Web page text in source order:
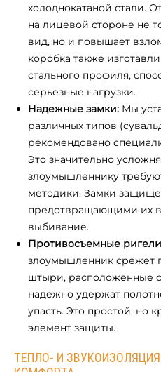
холоднокатаной стали.
на лицевой стороне не
вид, но и повышает
коробка также
стального профиля,
серьезные нагрузки.
Надежные замки: Мы
различных типов
рекомендовано
Это значительно
злоумышленнику
методики. Замки
предотвращающими их
выбивание.
Противосъемные
злоумышленник срежет
штыри, расположенные
надежно удержат
упасть. Это простой, но
элемент защиты.
ТЕПЛО- И